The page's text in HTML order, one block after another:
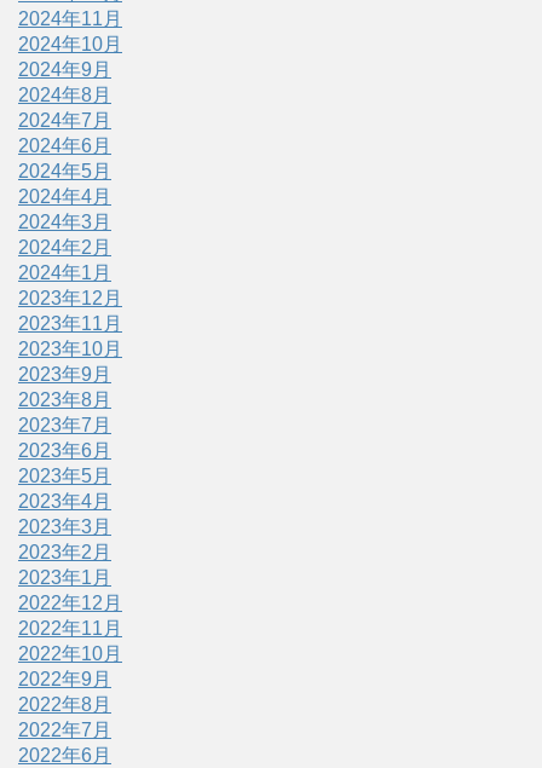
2024年11月
2024年10月
2024年9月
2024年8月
2024年7月
2024年6月
2024年5月
2024年4月
2024年3月
2024年2月
2024年1月
2023年12月
2023年11月
2023年10月
2023年9月
2023年8月
2023年7月
2023年6月
2023年5月
2023年4月
2023年3月
2023年2月
2023年1月
2022年12月
2022年11月
2022年10月
2022年9月
2022年8月
2022年7月
2022年6月